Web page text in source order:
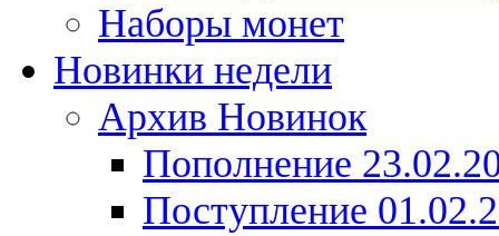
Наборы монет
Новинки недели
Архив Новинок
Пополнение
Поступление